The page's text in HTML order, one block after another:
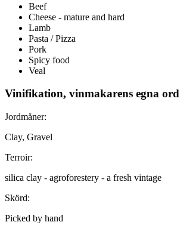
Beef
Cheese - mature and hard
Lamb
Pasta / Pizza
Pork
Spicy food
Veal
Vinifikation, vinmakarens egna ord
Jordmåner:
Clay, Gravel
Terroir:
silica clay - agroforestery - a fresh vintage
Skörd:
Picked by hand